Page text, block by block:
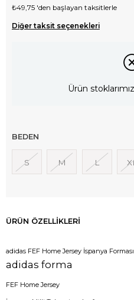
₺49,75 'den başlayan taksitlerle
Diğer taksit seçenekleri
Ürün
BEDEN
S M L
ÜRÜN ÖZELLIKLERI
adidas FEF Home Jersey İspanya Forması
adidas forma
FEF Home Jersey